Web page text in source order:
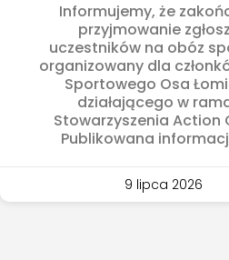
Informujemy, że
przyjmowanie
uczestników na obóz
organizowany dla
Sportowego Osa
działającego w
Stowarzyszenia Action
Publikowana
9 lipca 2026